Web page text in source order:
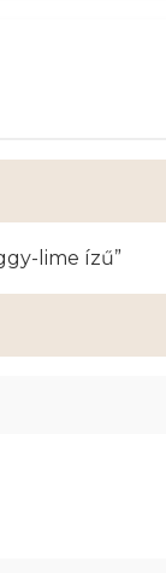
lime ízű”